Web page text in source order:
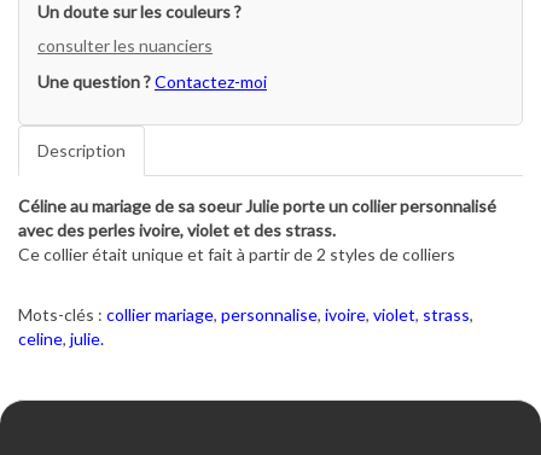
Un doute sur les couleurs ?
consulter les nuanciers
Une question ?Contactez-moi
Description
Céline au mariage de sa soeur Julie porte un collier personnalisé
avec des perles ivoire, violet et des strass.
Ce collier était unique et fait à partir de 2 styles de colliers
Mots-clés : collier mariage, personnalise, ivoire, violet, strass,
celine, julie.